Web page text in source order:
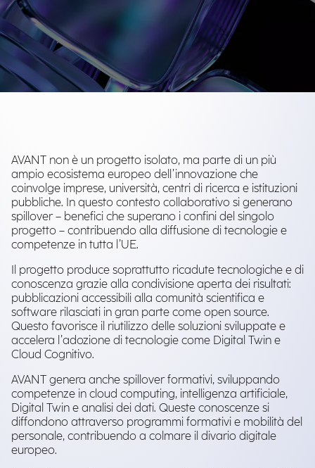
AVANT non è un progetto isolato, ma parte di un più
ampio ecosistema europeo dell’innovazione che
coinvolge imprese, università, centri di ricerca e istituzioni
pubbliche. In questo contesto collaborativo si generano
spillover – benefici che superano i confini del singolo
progetto – contribuendo alla diffusione di tecnologie e
competenze in tutta l’UE.
Il progetto produce soprattutto ricadute tecnologiche e di
conoscenza grazie alla condivisione aperta dei risultati:
pubblicazioni accessibili alla comunità scientifica e
software rilasciati in gran parte come open source.
Questo favorisce il riutilizzo delle soluzioni sviluppate e
accelera l’adozione di tecnologie come Digital Twin e
Cloud Cognitivo.
AVANT genera anche spillover formativi, sviluppando
competenze in cloud computing, intelligenza artificiale,
Digital Twin e analisi dei dati. Queste conoscenze si
diffondono attraverso programmi formativi e mobilità del
personale, contribuendo a colmare il divario digitale
europeo.